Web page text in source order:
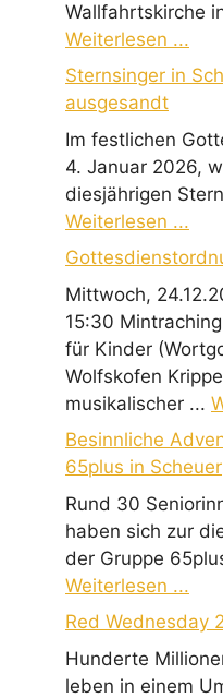
Wallfahrtskirche
Weiterlesen ...
Sternsinger in
ausgesandt
Im festlichen
4. Januar 2026,
diesjährigen
Weiterlesen ...
Mittwoch,
15:30
für Kinder
Wolfskofen
musikalischer ...
Besinnliche
65plus in Scheuer
Rund 30
haben sich zur
der Gruppe
Weiterlesen ...
Red Wednesday
Hunderte
leben in einem